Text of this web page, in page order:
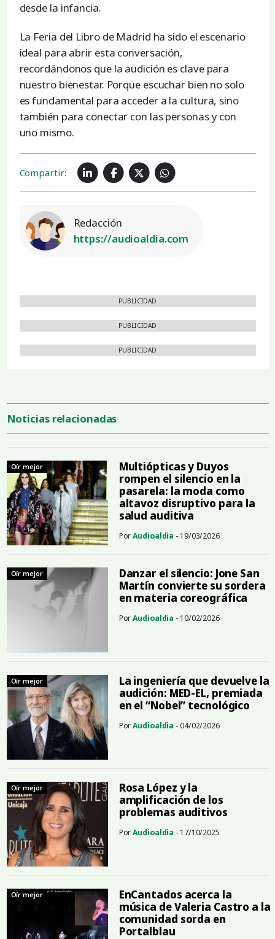
desde la infancia.
La Feria del Libro de Madrid ha sido el escenario
ideal para abrir esta conversación,
recordándonos que la audición es clave para
nuestro bienestar. Porque escuchar bien no solo
es fundamental para acceder a la cultura, sino
también para conectar con las personas y con
uno mismo.
Compartir:
Redacción
https://audioaldia.com
PUBLICIDAD
PUBLICIDAD
PUBLICIDAD
Noticias relacionadas
Oír mejor
Multiópticas y Duyos
rompen el silencio en la
pasarela: la moda como
altavoz disruptivo para la
salud auditiva
PorAudioaldia - 19/03/2026
Oír mejor
Danzar el silencio: Jone San
Martín convierte su sordera
en materia coreográfica
PorAudioaldia - 10/02/2026
Oír mejor
La ingeniería que devuelve la
audición: MED-EL, premiada
en el “Nobel” tecnológico
PorAudioaldia - 04/02/2026
Oír mejor
Rosa López y la
amplificación de los
problemas auditivos
PorAudioaldia - 17/10/2025
Oír mejor
EnCantados acerca la
música de Valeria Castro a la
comunidad sorda en
Portalblau